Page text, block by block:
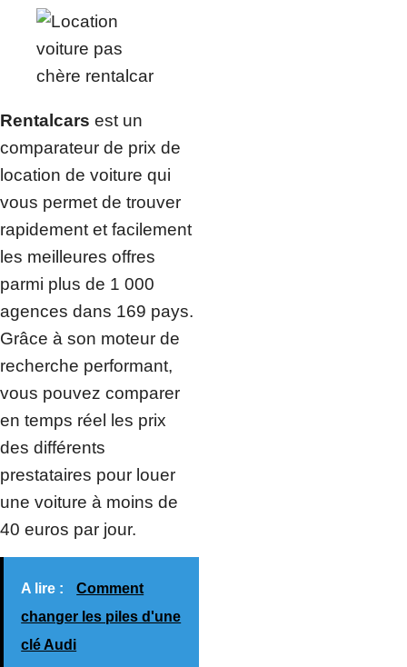
Rentalcars est un
comparateur de prix de
location de voiture qui
vous permet de trouver
rapidement et facilement
les meilleures offres
parmi plus de 1 000
agences dans 169 pays.
Grâce à son moteur de
recherche performant,
vous pouvez comparer
en temps réel les prix
des différents
prestataires pour louer
une voiture à moins de
40 euros par jour.
A lire :
Comment
changer les piles d'une
clé Audi